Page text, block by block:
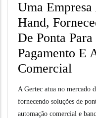
Uma
Hand,
De Ponta
Pagamento E
Comercial
A Gertec atua no mercado
fornecendo soluções de
automação comercial e